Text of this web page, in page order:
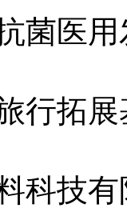
菌医用
行拓展
科技有